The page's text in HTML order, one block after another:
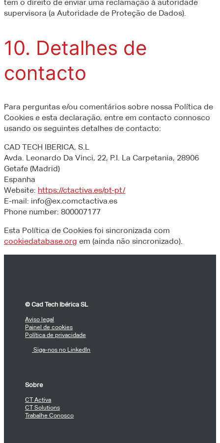
tem o direito de enviar uma reclamação à autoridade
supervisora (a Autoridade de Proteção de Dados).
10. Detalhes de
contacto
Para perguntas e/ou comentários sobre nossa Política de
Cookies e esta declaração, entre em contacto connosco
usando os seguintes detalhes de contacto:
CAD TECH IBERICA, S.L
Avda. Leonardo Da Vinci, 22, P.I. La Carpetania, 28906
Getafe (Madrid)
Espanha
Website: https://ctactiva.es/pt-pt/
E-mail: info@ex.comctactiva.es
Phone number: 800007177
Esta Política de Cookies foi sincronizada com
cookiedatabase.org em (ainda não sincronizado).
© Cad Tech Ibérica SL
Aviso legal
Painel de cookies
Política de privacidade
Siga-nos no LinkedIn
Sobre
CT Activa
CT Solutions
Trabalhe Conosco